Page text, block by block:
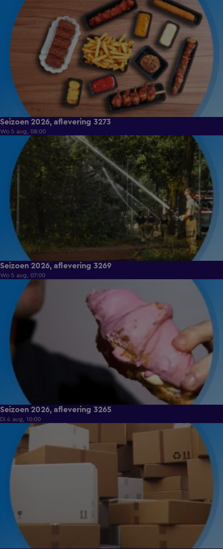
Seizoen 2026, aflevering 3273
Wo 5 aug, 08:00
Seizoen 2026, aflevering 3269
Wo 5 aug, 07:00
Seizoen 2026, aflevering 3265
Di 4 aug, 10:00